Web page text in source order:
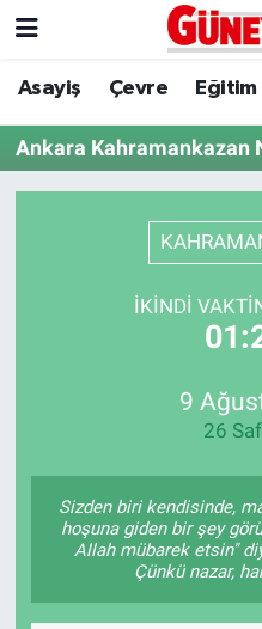
Asayiş Çevre Eğitim
Ankara Kahramankazan
İKINDI
9
26
Sizden biri kendisinde,
hoşuna giden bir şey
Allah mübarek etsin"
Çünkü nazar,
Asayiş
Çevre
Kültür Sanat
Politika
İstanbul Hava Durumu
İstanbul Trafik
Son Dakika Haberleri